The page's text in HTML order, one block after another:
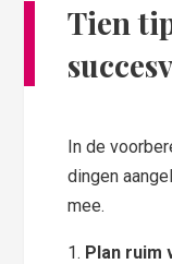
Tien
In de
dingen
mee.
1. Plan ruim